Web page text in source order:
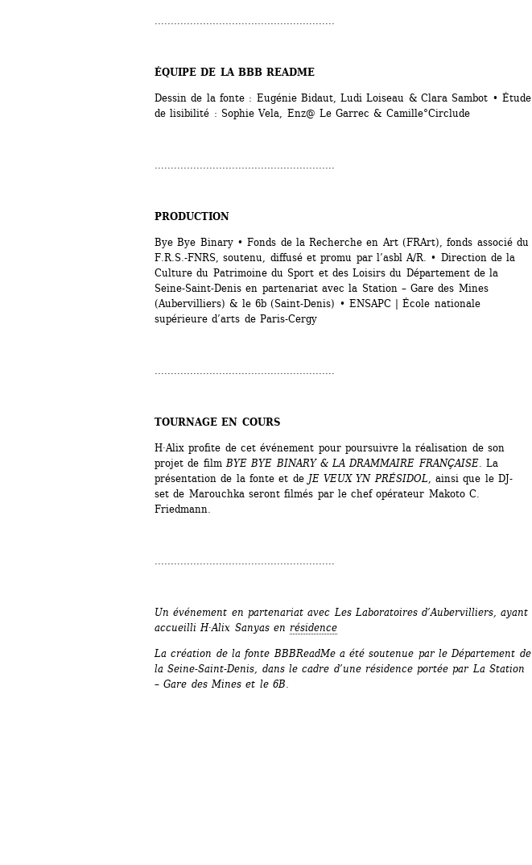
........................................................
ÉQUIPE DE LA BBB README
Dessin de la fonte : Eugénie Bidaut, Ludi Loiseau & Clara Sambot • Étude
de lisibilité : Sophie Vela, Enz@ Le Garrec & Camille°Circlude
........................................................
PRODUCTION
Bye Bye Binary • Fonds de la Recherche en Art (FRArt), fonds associé du
F.R.S.-FNRS, soutenu, diffusé et promu par l’asbl A/R. • Direction de la
Culture du Patrimoine du Sport et des Loisirs du Département de la
Seine‑Saint‑Denis en partenariat avec la Station – Gare des Mines
(Aubervilliers) & le 6b (Saint‑Denis) • ENSAPC | École nationale
supérieure d’arts de Paris‑Cergy
........................................................
TOURNAGE EN COURS
H·Alix profite de cet événement pour poursuivre la réalisation de son
projet de film BYE BYE BINARY & LA DRAMMAIRE FRANÇAISE. La
présentation de la fonte et de JE VEUX YN PRÉSIDOL, ainsi que le DJ-
set de Marouchka seront filmés par le chef opérateur Makoto C.
Friedmann.
........................................................
Un événement en partenariat avec Les Laboratoires d’Aubervilliers, ayant
accueilli H·Alix Sanyas en résidence
La création de la fonte BBBReadMe a été soutenue par le Département de
la Seine-Saint-Denis, dans le cadre d’une résidence portée par La Station
– Gare des Mines et le 6B.